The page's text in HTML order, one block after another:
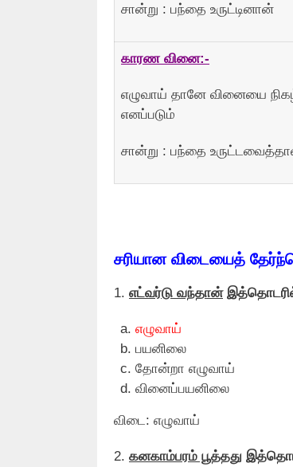
சான்று : பந்தை உருட்டினான்
காரண வினை:-
எழுவாய் தானே வினையை
எனப்படும்
சான்று : பந்தை
சரியான விடையைத்
1. எட்வர்டு வந்தான்
எழுவாய்
பயனிலை
தோன்றா எழுவாய்
வினைப்பயனிலை
விடை: எழுவாய்
2. கனகாம்பரம் பூத்தது